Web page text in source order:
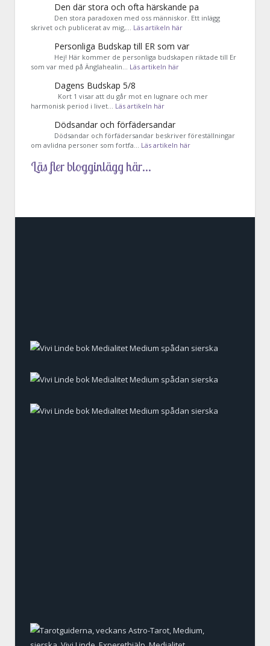
Den där stora och ofta härskande pa
Den stora paradoxen med oss människor. Ett inlägg
skrivet och publicerat av mig,… Läs artikeln här
Personliga Budskap till ER som var
Hej! Här kommer de personliga budskapen riktade till Er
som var med på Änglahealin… Läs artikeln här
Dagens Budskap 5/8
Kort 1 visar att du går mot en lugnare och mer
harmonisk period i livet… Läs artikeln här
Dödsandar och förfädersandar
Dödsandar och förfädersandar beskriver föreställningar
om avlidna personer som fortfa… Läs artikeln här
Läs fler blogginlägg här...